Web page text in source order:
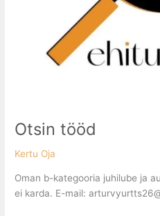
Otsin tööd
Kertu Oja
Oman b-kategooria juhilube ja
ei karda. E-mail: